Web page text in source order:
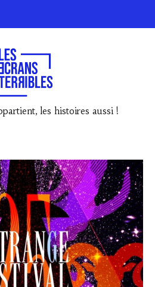
les histoires aussi !